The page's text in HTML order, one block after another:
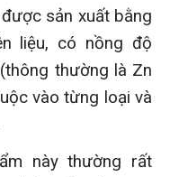
được sản xuất bằng
liệu, có nồng độ
thường là Zn
vào từng loại và
này thường rất